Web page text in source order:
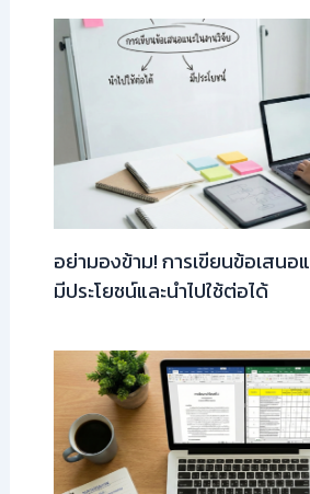
อย่ามองข้าม! การเขียนข้อเสนอ
มีประโยชน์และนำไปใช้ต่อได้